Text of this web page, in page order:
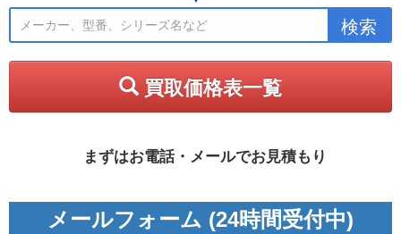
買取価格表一覧
まずはお電話・メールでお見積もり
メールフォーム (24時間受付中)